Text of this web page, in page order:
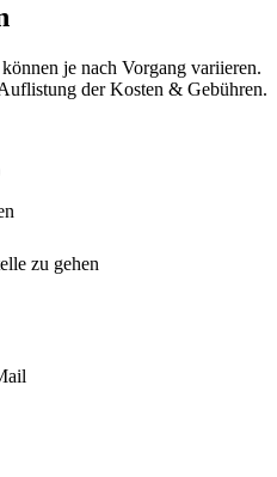
je nach Vorgang variieren.
der Kosten & Gebühren.
zu gehen